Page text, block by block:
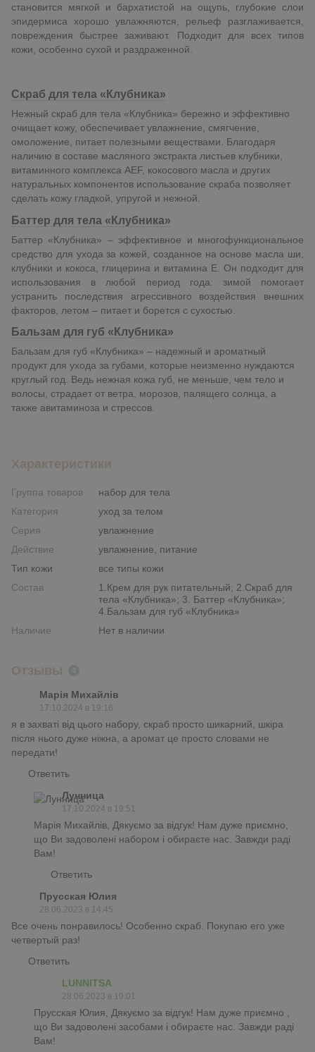
становится мягкой и бархатистой на ощупь, глубокие слои
эпидермиса хорошо увлажняются, рельеф разглаживается,
повреждения быстрее заживают. Подходит для всех типов
кожи, особенно сухой и раздраженной.
Скраб для тела «Клубника»
Нежный скраб для тела «Клубника» бережно и эффективно
очищает кожу, обеспечивает увлажнение, смягчение,
омоложение, питает полезными веществами. Благодаря
наличию в составе масляного экстракта листьев клубники,
витаминного комплекса AEF, кокосового масла и других
натуральных компонентов использование скраба позволяет
сделать кожу гладкой, упругой и нежной.
Баттер для тела «Клубника»
Баттер «Клубника» – эффективное и многофункциональное
средство для ухода за кожей, созданное на основе масла ши,
клубники и кокоса, глицерина и витамина Е. Он подходит для
использования в любой период года: зимой помогает
устранить последствия агрессивного воздействия внешних
факторов, летом – питает и борется с сухостью.
Бальзам для губ «Клубника»
Бальзам для губ «Клубника» – надежный и ароматный
продукт для ухода за губами, которые неизменно нуждаются
круглый год. Ведь нежная кожа губ, не меньше, чем тело и
волосы, страдает от ветра, морозов, палящего солнца, а
также авитаминоза и стрессов.
Характеристики
Группа товаров
набор для тела
Категория
уход за телом
Серия
увлажнение
Действие
увлажнение, питание
Тип кожи
все типы кожи
Состав
1.Крем для рук питательный; 2.Скраб для
тела «Клубника»; 3. Баттер «Клубника»;
4.Бальзам для губ «Клубника»
Наличие
Нет в наличии
Отзывы
Марія Михайлів
17.10.2024 в 19:16
я в захваті від цього набору, скраб просто шикарний, шкіра
після нього дуже ніжна, а аромат це просто словами не
передати!
Ответить
Лунница
17.10.2024 в 19:51
Марія Михайлів, Дякуємо за відгук! Нам дуже приємно,
що Ви задоволені набором і обираєте нас. Завжди раді
Вам!
Ответить
Прусская Юлия
28.06.2023 в 14:45
Все очень понравилось! Особенно скраб. Покупаю его уже
четвертый раз!
Ответить
LUNNITSA
28.06.2023 в 19:01
Прусская Юлия, Дякуємо за відгук! Нам дуже приємно ,
що Ви задоволені засобами і обираєте нас. Завжди раді
Вам!